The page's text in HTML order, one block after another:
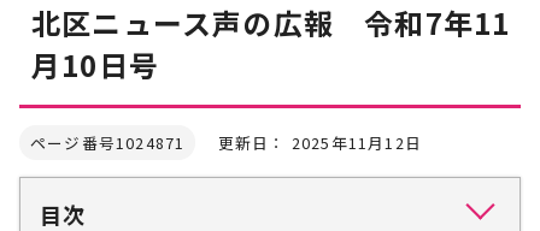
北区ニュース声の広報 令和7年11
月10日号
ページ番号1024871 更新日： 2025年11月12日
目次